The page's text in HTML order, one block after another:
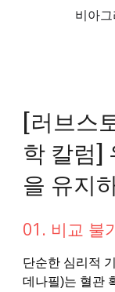
비아
[러브스
학 칼럼]
을 유지
01. 비교 불
단순한 심리적
데나필)는 혈관